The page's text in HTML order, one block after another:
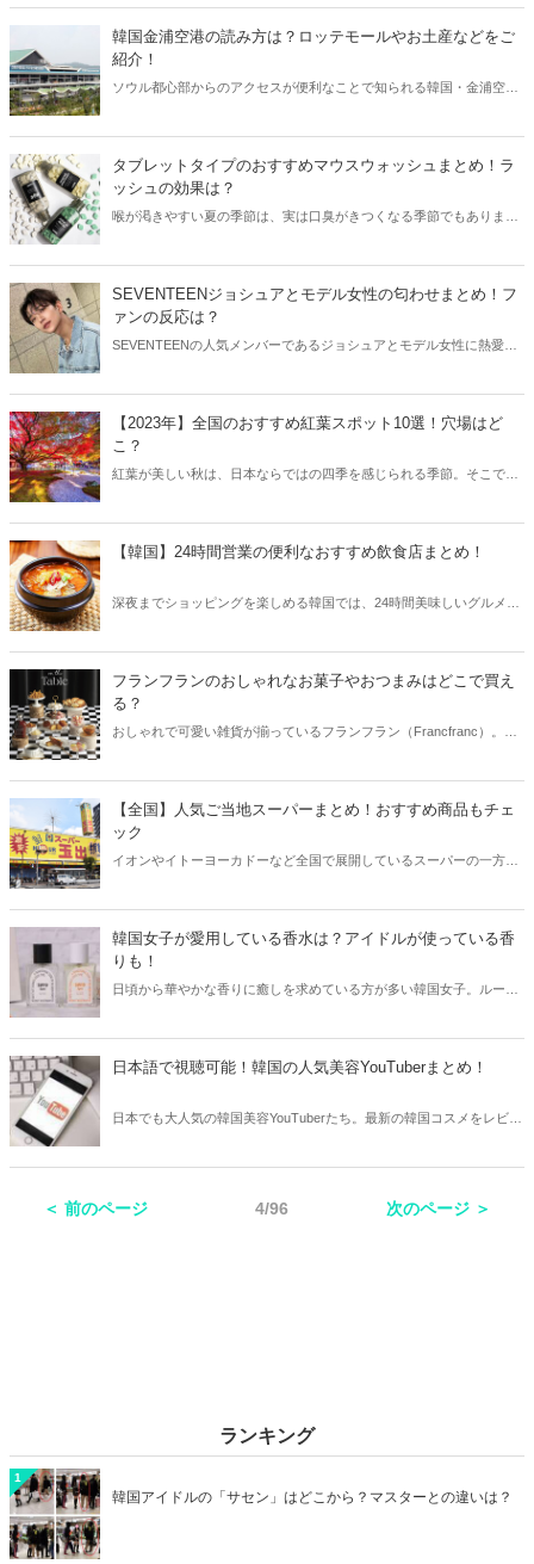
韓国金浦空港の読み方は？ロッテモールやお土産などをご
紹介！
ソウル都心部からのアクセスが便利なことで知られる韓国・金浦空
接するロッテモールやおすすめのお土産などをご紹介します！
タブレットタイプのおすすめマウスウォッシュまとめ！ラ
ッシュの効果は？
喉が渇きやすい夏の季節は、実は口臭がきつくなる季節でもありま
SEVENTEENジョシュアとモデル女性の匂わせまとめ！フ
ァンの反応は？
SEVENTEENの人気メンバーであるジョシュアとモデル女性に熱愛説
どをご紹介します！
【2023年】全国のおすすめ紅葉スポット10選！穴場はど
こ？
紅葉が美しい秋は、日本ならではの四季を感じられる季節。そこで今
【韓国】24時間営業の便利なおすすめ飲食店まとめ！
深夜までショッピングを楽しめる韓国では、24時間美味しいグルメが
フランフランのおしゃれなお菓子やおつまみはどこで買え
る？
おしゃれで可愛い雑貨が揃っているフランフラン（Francfranc）。そ
購入できる店舗についてご紹介します。
【全国】人気ご当地スーパーまとめ！おすすめ商品もチェ
ック
イオンやイトーヨーカドーなど全国で展開しているスーパーの一方
すめ商品もチェックしてみましょう。
韓国女子が愛用している香水は？アイドルが使っている香
りも！
日頃から華やかな香りに癒しを求めている方が多い韓国女子。ルーム
てご紹介します！
日本語で視聴可能！韓国の人気美容YouTuberまとめ！
日本でも大人気の韓国美容YouTuberたち。最新の韓国コスメをレビュ
＜ 前のページ 4/96 次のページ ＞
ランキング
1
韓国アイドルの「サセン」はどこから？マスターとの違いは？